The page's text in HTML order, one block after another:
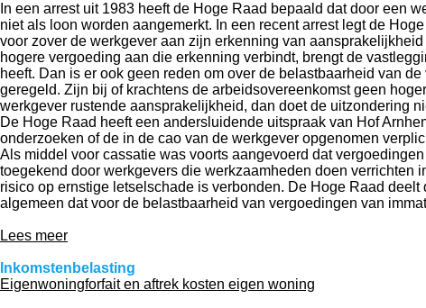
In een arrest uit 1983 heeft de Hoge Raad bepaald dat door een
niet als loon worden aangemerkt. In een recent arrest legt de
voor zover de werkgever aan zijn erkenning van
hogere vergoeding aan die erkenning verbindt, brengt de
heeft. Dan is er ook geen reden om over de belastbaarheid van
geregeld. Zijn bij of krachtens de arbeidsovereenkomst geen
werkgever rustende aansprakelijkheid, dan doet de uitzondering
De Hoge Raad heeft een andersluidende uitspraak van Hof
onderzoeken of de in de cao van de werkgever opgenomen
Als middel voor cassatie was voorts aangevoerd dat
toegekend door werkgevers die werkzaamheden doen verrichten
risico op ernstige letselschade is verbonden. De Hoge Raad
algemeen dat voor de belastbaarheid van vergoedingen van
Lees meer
Inkomstenbelasting
Eigenwoningforfait en aftrek kosten eigen woning